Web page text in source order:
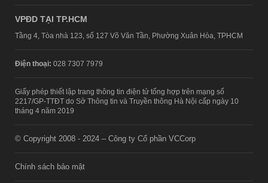
VPĐD TẠI TP.HCM
Tầng 4, Tòa nhà 123, số 127 Võ Văn Tần, Phường Xuân Hòa, TPHCM
Điện thoại: 028 7307 7979
Giấy phép thiết lập trang thông tin điện tử tổng hợp trên mạng số
2217/GP-TTĐT do Sở Thông tin và Truyền thông Hà Nội cấp ngày 10
tháng 4 năm 2019
© Copyright 2008 - 2024 – Công ty Cổ phần VCCorp
Chính sách bảo mật